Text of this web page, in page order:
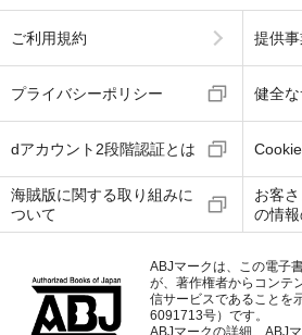
ご利用規約 提供
プライバシーポリシー 健全
dアカウント2段階認証とは
海賊版に関する取り組みに
ついて
お客
の情
ABJマークは、この電子
が、著作権者からコンテ
信サービスであることを
6091713号）です。
ABJマークの詳細、ABJ